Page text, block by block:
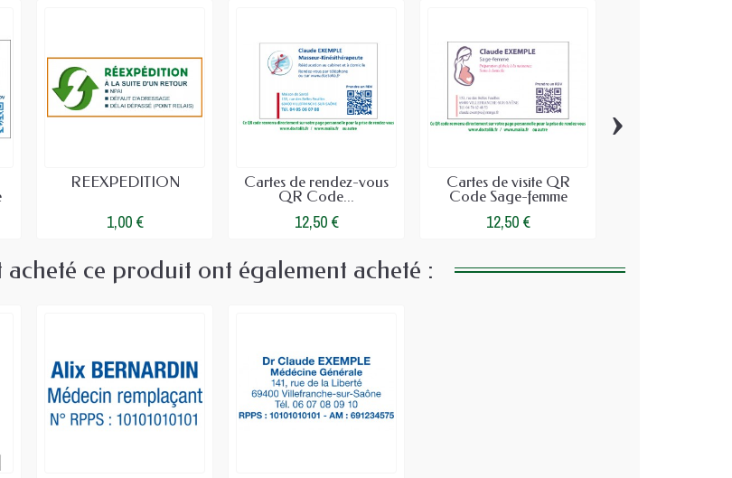
REEXPEDITION
1,00 €
Cartes de rendez-vous
QR Code...
12,50 €
Cartes de visite QR
Code Sage-femme
12,50 €
›
acheté ce produit ont également acheté :